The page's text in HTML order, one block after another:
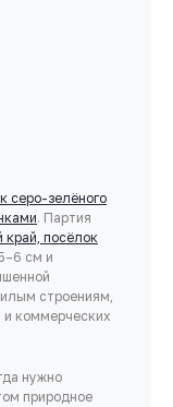
серо-зелёного
. Партия
край, посёлок
см и
строениям,
и коммерческих
нужно
природное